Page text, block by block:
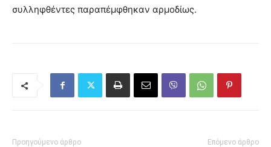
συλληφθέντες παραπέμφθηκαν αρμοδίως.
Προηγούμενο άρθρο Επόμενο άρθρο